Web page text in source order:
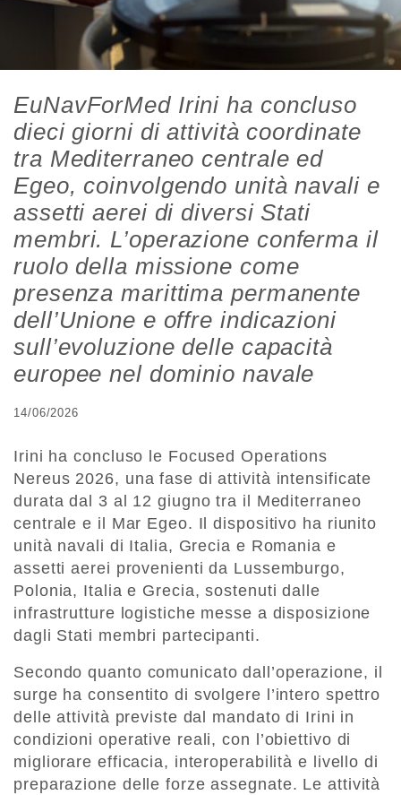
EuNavForMed Irini ha concluso
dieci giorni di attività coordinate
tra Mediterraneo centrale ed
Egeo, coinvolgendo unità navali e
assetti aerei di diversi Stati
membri. L’operazione conferma il
ruolo della missione come
presenza marittima permanente
dell’Unione e offre indicazioni
sull’evoluzione delle capacità
europee nel dominio navale
14/06/2026
Irini ha concluso le Focused Operations
Nereus 2026, una fase di attività intensificate
durata dal 3 al 12 giugno tra il Mediterraneo
centrale e il Mar Egeo. Il dispositivo ha riunito
unità navali di Italia, Grecia e Romania e
assetti aerei provenienti da Lussemburgo,
Polonia, Italia e Grecia, sostenuti dalle
infrastrutture logistiche messe a disposizione
dagli Stati membri partecipanti.
Secondo quanto comunicato dall’operazione, il
surge ha consentito di svolgere l’intero spettro
delle attività previste dal mandato di Irini in
condizioni operative reali, con l’obiettivo di
migliorare efficacia, interoperabilità e livello di
preparazione delle forze assegnate. Le attività